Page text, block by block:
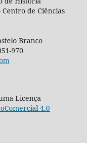
de Ciências
Branco
970
Licença
4.0